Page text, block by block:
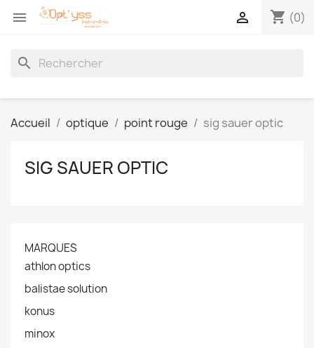
 shopping_cart (0)

search
Accueil optique point rouge sig sauer optic
SIG SAUER OPTIC
MARQUES
athlon optics
balistae solution
konus
minox